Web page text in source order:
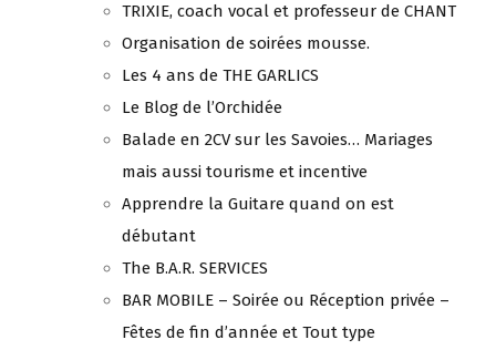
TRIXIE, coach vocal et professeur de CHANT
Organisation de soirées mousse.
Les 4 ans de THE GARLICS
Le Blog de l’Orchidée
Balade en 2CV sur les Savoies… Mariages
mais aussi tourisme et incentive
Apprendre la Guitare quand on est
débutant
The B.A.R. SERVICES
BAR MOBILE – Soirée ou Réception privée –
Fêtes de fin d’année et Tout type